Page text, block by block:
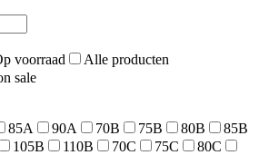
voorraad
Alle producten
sale
85A 90A 70B 75B 80B
85B
105B 110B 70C 75C
80C